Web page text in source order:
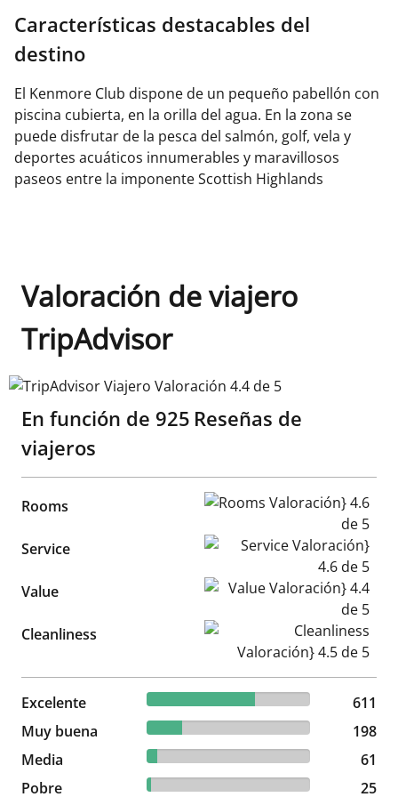
Características destacables del
destino
El Kenmore Club dispone de un pequeño pabellón con
piscina cubierta, en la orilla del agua. En la zona se
puede disfrutar de la pesca del salmón, golf, vela y
deportes acuáticos innumerables y maravillosos
paseos entre la imponente Scottish Highlands
Valoración de viajero
TripAdvisor
TripAdvisor Viajero Valoración 4.4 de 5
En función de 925 Reseñas de
viajeros
Rooms Rooms Valoración} 4.6 de 5
Service Service Valoración} 4.6 de 5
Value Value Valoración} 4.4 de 5
Cleanliness Cleanliness Valoración} 4.5
Excelente 66.05% reviewed Excelente
611 reviews
611
Muy buena
21.41% reviewed Muy buena
198 reviews
198
Media
6.59% reviewed Media
61 reviews
61
Pobre
2.7% reviewed Pobre
25 reviews 25